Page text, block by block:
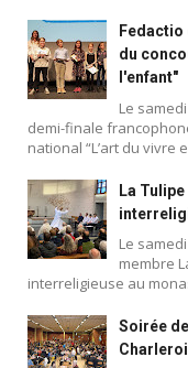
du
l'enfant"
Le
demi-finale
national “L’art du vivre
La
Le
membre
interreligieuse au
Soirée
Charleroi